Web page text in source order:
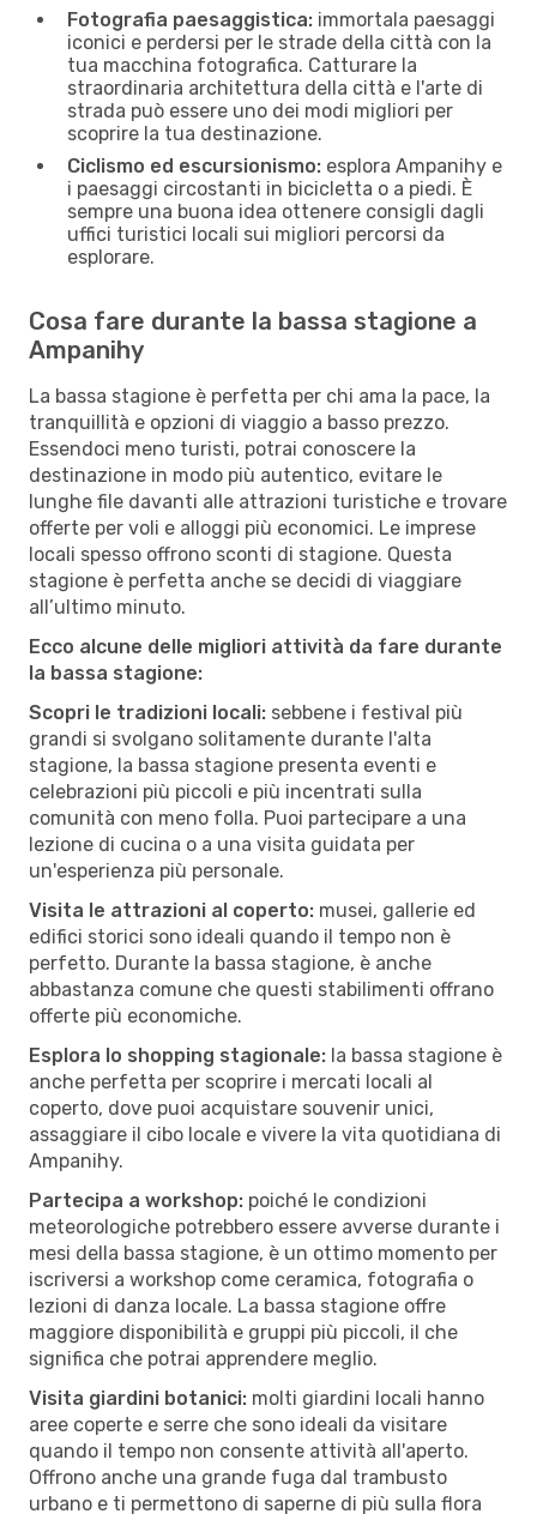
Fotografia paesaggistica: immortala paesaggi
iconici e perdersi per le strade della città con la
tua macchina fotografica. Catturare la
straordinaria architettura della città e l'arte di
strada può essere uno dei modi migliori per
scoprire la tua destinazione.
Ciclismo ed escursionismo: esplora Ampanihy e
i paesaggi circostanti in bicicletta o a piedi. È
sempre una buona idea ottenere consigli dagli
uffici turistici locali sui migliori percorsi da
esplorare.
Cosa fare durante la bassa stagione a
Ampanihy
La bassa stagione è perfetta per chi ama la pace, la
tranquillità e opzioni di viaggio a basso prezzo.
Essendoci meno turisti, potrai conoscere la
destinazione in modo più autentico, evitare le
lunghe file davanti alle attrazioni turistiche e trovare
offerte per voli e alloggi più economici. Le imprese
locali spesso offrono sconti di stagione. Questa
stagione è perfetta anche se decidi di viaggiare
all’ultimo minuto.
Ecco alcune delle migliori attività da fare durante
la bassa stagione:
Scopri le tradizioni locali: sebbene i festival più
grandi si svolgano solitamente durante l'alta
stagione, la bassa stagione presenta eventi e
celebrazioni più piccoli e più incentrati sulla
comunità con meno folla. Puoi partecipare a una
lezione di cucina o a una visita guidata per
un'esperienza più personale.
Visita le attrazioni al coperto: musei, gallerie ed
edifici storici sono ideali quando il tempo non è
perfetto. Durante la bassa stagione, è anche
abbastanza comune che questi stabilimenti offrano
offerte più economiche.
Esplora lo shopping stagionale: la bassa stagione è
anche perfetta per scoprire i mercati locali al
coperto, dove puoi acquistare souvenir unici,
assaggiare il cibo locale e vivere la vita quotidiana di
Ampanihy.
Partecipa a workshop: poiché le condizioni
meteorologiche potrebbero essere avverse durante i
mesi della bassa stagione, è un ottimo momento per
iscriversi a workshop come ceramica, fotografia o
lezioni di danza locale. La bassa stagione offre
maggiore disponibilità e gruppi più piccoli, il che
significa che potrai apprendere meglio.
Visita giardini botanici: molti giardini locali hanno
aree coperte e serre che sono ideali da visitare
quando il tempo non consente attività all'aperto.
Offrono anche una grande fuga dal trambusto
urbano e ti permettono di saperne di più sulla flora